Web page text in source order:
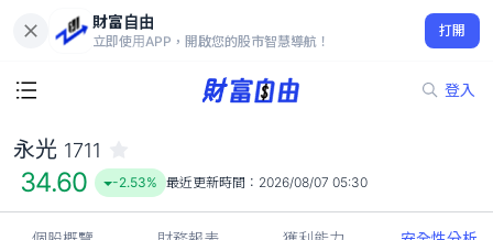
財富自由
立即使用APP，開啟您的股市智慧導航！
打開
登入
34.60
-2.53%
永光 1711